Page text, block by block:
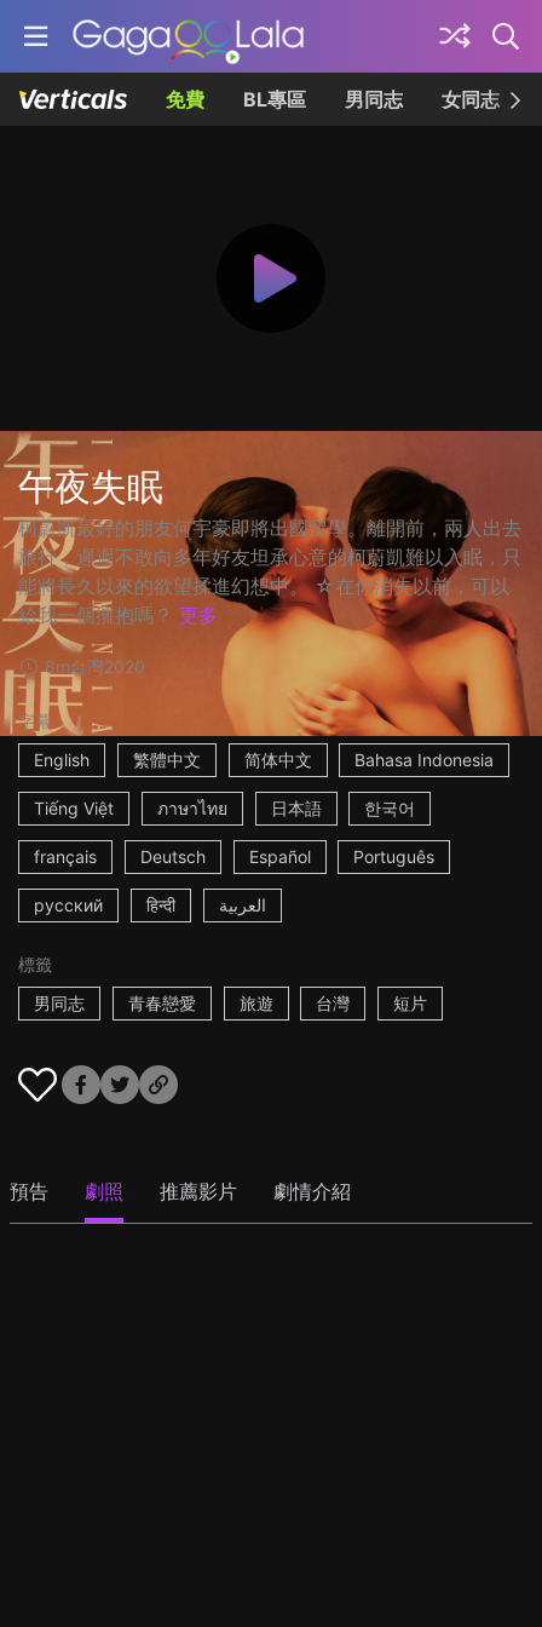
免費 BL專區 男同志 女同志
午夜失眠
柯蔚凱最好的朋友何宇豪即將出國留學。離開前，兩人出去
旅行，遲遲不敢向多年好友坦承心意的柯蔚凱難以入眠，只
能將長久以來的欲望揉進幻想中。 ☆在你消失以前，可以
給我一個擁抱嗎？ 更多
8m台灣2020
字幕
English
繁體中文 简体中文 Bahasa Indonesia
Tiếng Việt ภาษาไทย 日本語 한국어
français Deutsch Español Português
русский हिन्दी العربية
標籤
男同志
青春戀愛 旅遊 台灣 短片
預告 劇照 推薦影片 劇情介紹